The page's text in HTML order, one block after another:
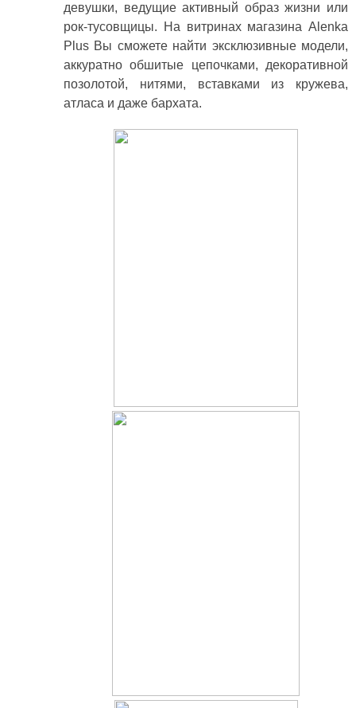
девушки, ведущие активный образ жизни или
рок-тусовщицы. На витринах магазина Alenka
Plus Вы сможете найти эксклюзивные модели,
аккуратно обшитые цепочками, декоративной
позолотой, нитями, вставками из кружева,
атласа и даже бархата.